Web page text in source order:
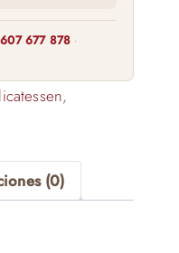
607 677 878 ·
,
(0)